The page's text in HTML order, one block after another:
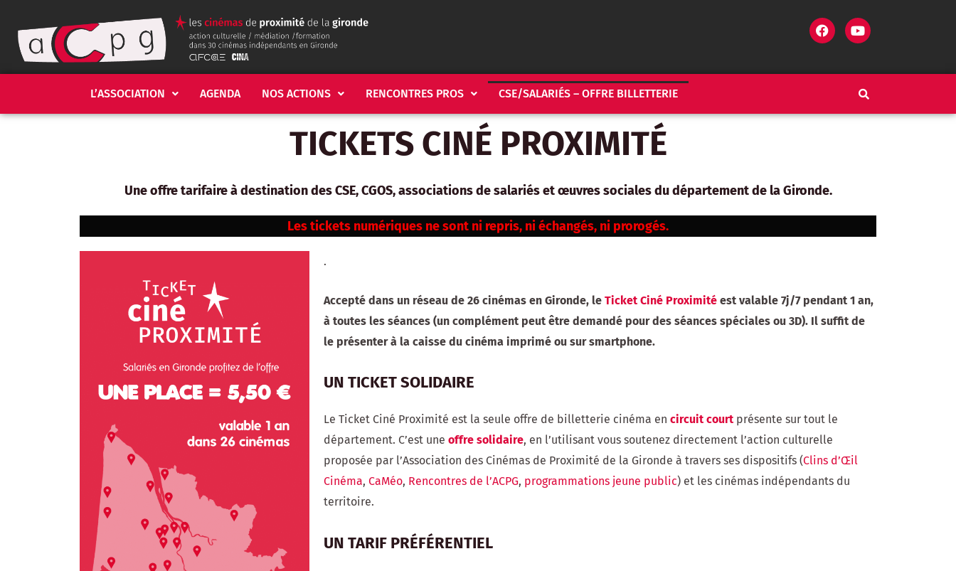
L’ASSOCIATION AGENDA NOS ACTIONS RENCONTRES PROS CSE/SALARIÉS – OFFRE BILLETTERIE
TICKETS CINÉ PROXIMITÉ
Une offre tarifaire à destination des CSE, CGOS, associations de salariés et œuvres sociales du département de la Gironde.
Les tickets numériques ne sont ni repris, ni échangés, ni prorogés.
.
Accepté dans un réseau de 26 cinémas en Gironde, le Ticket Ciné Proximité est valable 7j/7 pendant 1 an,
à toutes les séances (un complément peut être demandé pour des séances spéciales ou 3D). Il suffit de
le présenter à la caisse du cinéma imprimé ou sur smartphone.
UN TICKET SOLIDAIRE
Le Ticket Ciné Proximité est la seule offre de billetterie cinéma en circuit courtprésente sur tout le
département. C’est une offre solidaire, en l’utilisant vous soutenez directement l’action culturelle
proposée par l’Association des Cinémas de Proximité de la Gironde à travers ses dispositifs (Clins d’Œil
Cinéma, CaMéo, Rencontres de l’ACPG, programmations jeune public) et les cinémas indépendants du
territoire.
UN TARIF PRÉFÉRENTIEL